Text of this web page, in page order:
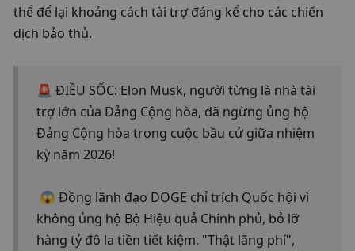
thể để lại khoảng cách tài trợ đáng kể cho các chiến
dịch bảo thủ.
🚨 ĐIỀU SỐC: Elon Musk, người từng là nhà tài
trợ lớn của Đảng Cộng hòa, đã ngừng ủng hộ
Đảng Cộng hòa trong cuộc bầu cử giữa nhiệm
kỳ năm 2026!
không ủng hộ Bộ Hiệu quả Chính phủ, bỏ lỡ
hàng tỷ đô la tiền tiết kiệm. "Thật lãng phí",